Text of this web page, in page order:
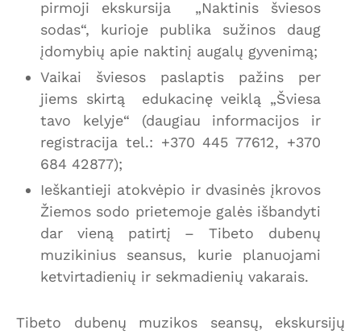
pirmoji ekskursija „Naktinis šviesos
sodas“, kurioje publika sužinos daug
įdomybių apie naktinį augalų gyvenimą;
Vaikai šviesos paslaptis pažins per
jiems skirtą edukacinę veiklą „Šviesa
tavo kelyje“ (daugiau informacijos ir
registracija tel.: +370 445 77612, +370
684 42877);
Ieškantieji atokvėpio ir dvasinės įkrovos
Žiemos sodo prietemoje galės išbandyti
dar vieną patirtį – Tibeto dubenų
muzikinius seansus, kurie planuojami
ketvirtadienių ir sekmadienių vakarais.
Tibeto dubenų muzikos seansų, ekskursijų